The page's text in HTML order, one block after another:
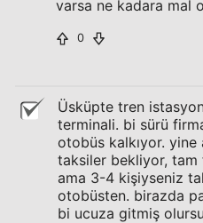
varsa ne kadara mal
0
Üsküpte tren
terminali. bi sürü
otobüs kalkıyor. yine
taksiler bekliyor, tam
ama 3-4 kişiyseniz
otobüsten. birazda
bi ucuza gitmiş